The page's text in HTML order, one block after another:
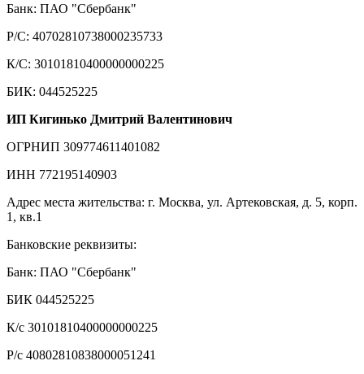
Банк: ПАО "Сбербанк"
Р/С: 40702810738000235733
К/С: 30101810400000000225
БИК: 044525225
ИП Кигинько Дмитрий Валентинович
ОГРНИП 309774611401082
ИНН 772195140903
Адрес места жительства: г. Москва, ул. Артековская, д. 5, корп.
1, кв.1
Банковские реквизиты:
Банк: ПАО "Сбербанк"
БИК 044525225
К/с 30101810400000000225
Р/с 40802810838000051241